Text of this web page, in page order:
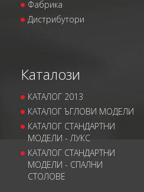
Фабрика
Дистрибутори
Каталози
КАТАЛОГ 2013
КАТАЛОГ ЪГЛОВИ МОДЕЛИ
КАТАЛОГ СТАНДАРТНИ
МОДЕЛИ - ЛУКС
КАТАЛОГ СТАНДАРТНИ
МОДЕЛИ - СПАЛНИ
СТОЛОВЕ